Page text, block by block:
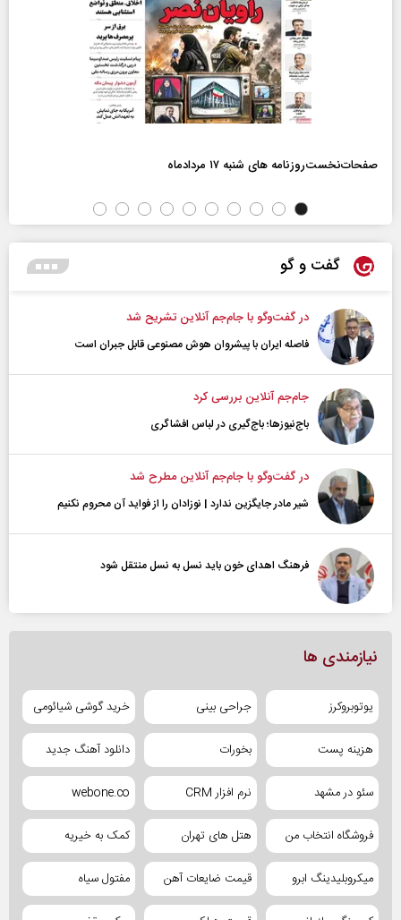
صفحات‌نخست‌روزنامه ها‌ی شنبه ۱۷ مردادماه
گفت و گو
در گفت‌و‌گو با جام‌جم آنلاین تشریح شد
فاصله ایران با پیشرو‌ان هوش مصنوعی قابل جبران است
جام‌جم آنلاین بررسی کرد
باج‌نیوزها؛ باج‌گیری در لباس افشاگری
در گفت‌و‌گو با جام‌جم آنلاین مطرح شد
شیر مادر جایگزین ندارد | نوزادان را از فواید آن محروم نکنیم
فرهنگ اهدای خون باید نسل به نسل منتقل شود
نیازمندی ها
یوتوبروکرز جراحی بینی خرید گوشی شیائومی
هزینه پست بخورات دانلود آهنگ جدید
سئو در مشهد نرم افزار CRM webone.co
فروشگاه انتخاب من هتل های تهران کمک به خیریه
میکروبلیدینگ ابرو قیمت ضایعات آهن مفتول سیاه